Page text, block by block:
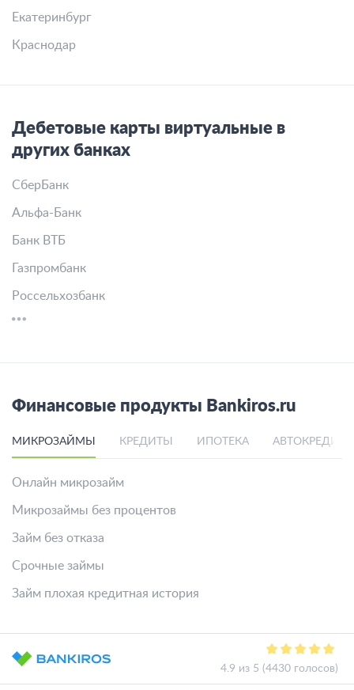
Екатеринбург
Краснодар
Дебетовые карты виртуальные в
других банках
СберБанк
Альфа-Банк
Банк ВТБ
Газпромбанк
Россельхозбанк
Финансовые продукты Bankiros.ru
МИКРОЗАЙМЫ КРЕДИТЫ ИПОТЕКА
Онлайн микрозайм
Микрозаймы без процентов
Займ без отказа
Срочные займы
Займ плохая кредитная история
4.9 из 5 (4430 голосов)